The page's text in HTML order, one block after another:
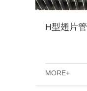
H型翅片管
MORE+